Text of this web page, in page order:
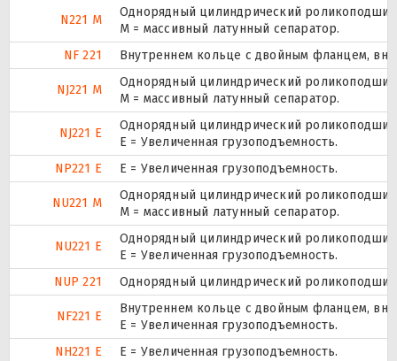
N221 M
Однорядный цилиндрический
M = массивный латунный сепаратор.
NF 221
Внутреннем кольце с двойным фланцем,
NJ221 M
Однорядный цилиндрический
M = массивный латунный сепаратор.
NJ221 E
Однорядный цилиндрический
Е = Увеличенная грузоподъемность.
NP221 E
Е = Увеличенная грузоподъемность.
NU221 M
Однорядный цилиндрический
M = массивный латунный сепаратор.
NU221 E
Однорядный цилиндрический
Е = Увеличенная грузоподъемность.
NUP 221
Однорядный цилиндрический
NF221 E
Внутреннем кольце с двойным фланцем,
Е = Увеличенная грузоподъемность.
NH221 E
Е = Увеличенная грузоподъемность.